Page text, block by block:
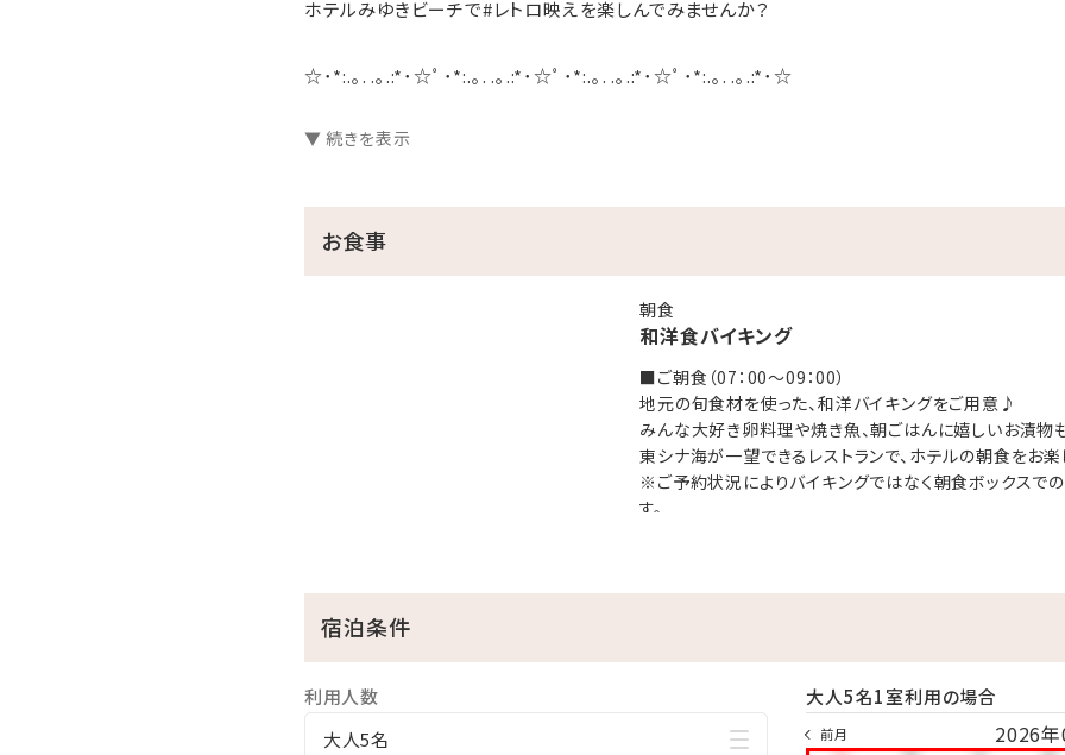
ホテルみゆきビーチで#レトロ映えを楽しんでみませんか？
☆･*:.｡. .｡.:*･☆ﾟ･*:.｡. .｡.:*･☆ﾟ･*:.｡. .｡.:*･☆ﾟ･*:.｡. .｡.:*･☆
＼レトロ映えな2大特典／
レトロな柄のアデリアグラス貸出（人数分）
お好きなドリンク1本お渡し（人数分）
②レトロ映えを狙って♪チェキで思い出作り
チェキ専用フィルムチェキ専用フィルム1パック10枚入りプレゼント
※アデリアグラス・チェキはお持ち帰りいただけません。貸出のみです。
☆･*:.｡. .｡.:*･☆ﾟ･*:.｡. .｡.:*･☆ﾟ･*:.｡. .｡.:*･☆ﾟ･*:.｡. .｡.:*･☆
□沖縄と言えば海！ホテル目の前はプライベートビーチ♪
□全室バス・トイレ別！広々浴室で快適
□無料の展望大浴場
▼ 続きを表示
お食事
朝食
和洋食バイキング
■ご朝食（07：00～09：00）
地元の旬食材を使った、和洋バイキングをご用意♪
みんな大好き卵料理や焼き魚、朝ごはんに嬉しいお漬物
東シナ海が一望できるレストランで、ホテルの朝食をお楽
※ご予約状況によりバイキングではなく朝食ボックスで
す。
宿泊条件
利用人数
大人5名
大人5名1室利用の場合
前月 2026